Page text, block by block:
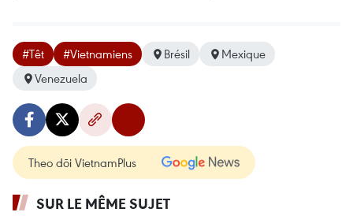
#Têt #Vietnamiens Brésil
Mexique
Venezuela
Theo dõi VietnamPlus
SUR LE MÊME SUJET